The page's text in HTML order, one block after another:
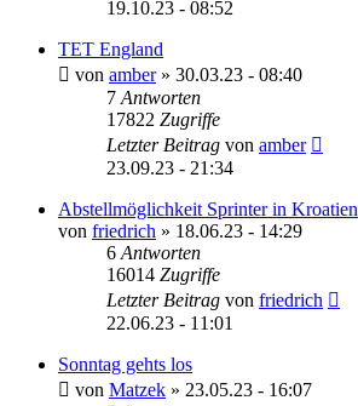
19.10.23 - 08:52
TET England
von amber» 30.03.23 - 08:40
7 Antworten
17822 Zugriffe
Letzter Beitrag von amber
23.09.23 - 21:34
Abstellmöglichkeit Sprinter in Kroatien
von friedrich » 18.06.23 - 14:29
6 Antworten
16014 Zugriffe
Letzter Beitrag von friedrich
22.06.23 - 11:01
Sonntag gehts los
von Matzek » 23.05.23 - 16:07